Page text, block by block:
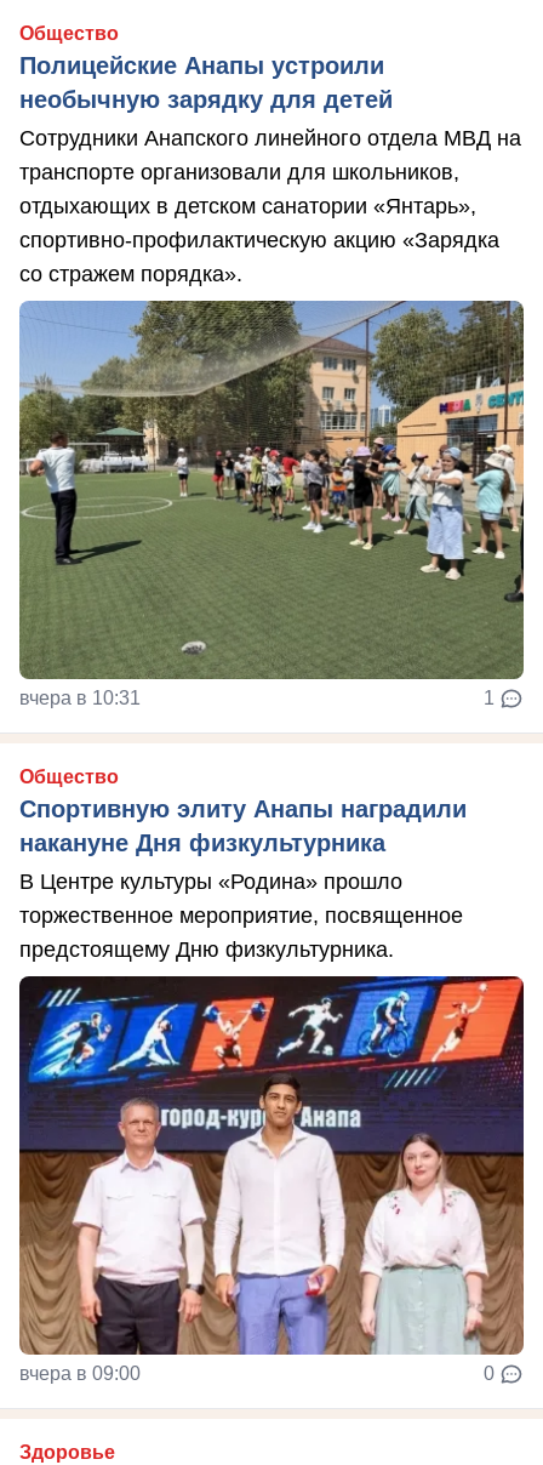
Общество
Полицейские Анапы устроили
необычную зарядку для детей
Сотрудники Анапского линейного отдела МВД на
транспорте организовали для школьников,
отдыхающих в детском санатории «Янтарь»,
спортивно-профилактическую акцию «Зарядка
со стражем порядка».
вчера в 10:31 1
Общество
Спортивную элиту Анапы наградили
накануне Дня физкультурника
В Центре культуры «Родина» прошло
торжественное мероприятие, посвященное
предстоящему Дню физкультурника.
вчера в 09:00 0
Здоровье